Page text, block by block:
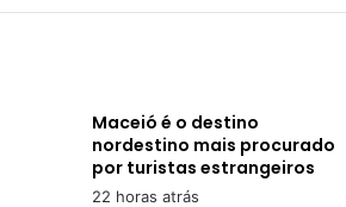
Maceió é o destino
nordestino mais procurado
por turistas estrangeiros
22 horas atrás